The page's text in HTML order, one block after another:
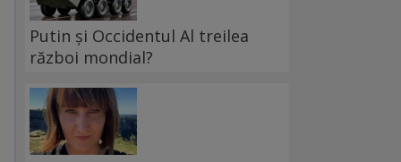
Putin și Occidentul Al treilea
război mondial?